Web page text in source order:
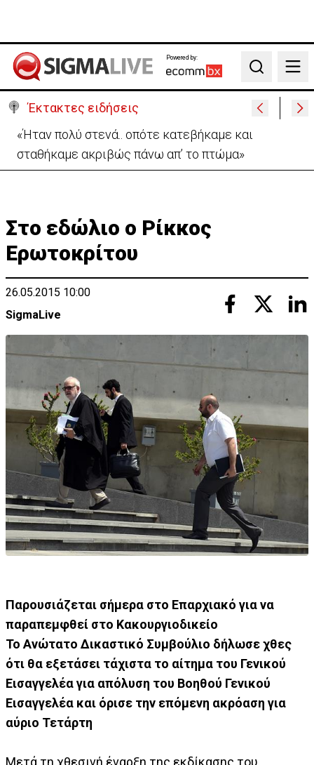
Powered by:
Search
Έκτακτες ειδήσεις
Σήμερα στο Ζακάκι το τελευταίο αντίο στον
17χρονο Μάριο-Γαβριήλ
Στο εδώλιο ο Ρίκκος
Ερωτοκρίτου
26.05.2015 10:00
SigmaLive
Παρουσιάζεται σήμερα στο Επαρχιακό για να
παραπεμφθεί στο Κακουργιοδικείο
Το Ανώτατο Δικαστικό Συμβούλιο δήλωσε χθες
ότι θα εξετάσει τάχιστα το αίτημα του Γενικού
Εισαγγελέα για απόλυση του Βοηθού Γενικού
Εισαγγελέα και όρισε την επόμενη ακρόαση για
αύριο Τετάρτη